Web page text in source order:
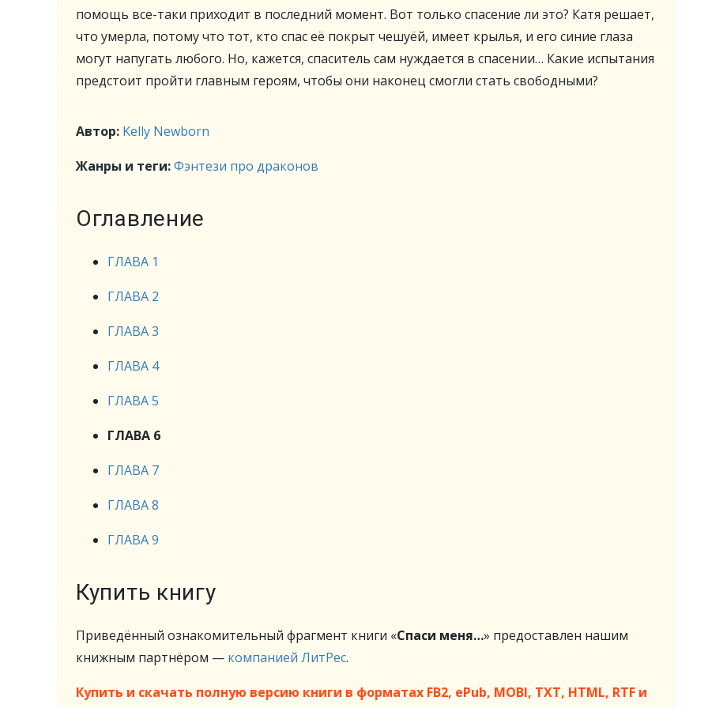
помощь все-таки приходит в последний момент. Вот только спасение ли это? Катя решает,
что умерла, потому что тот, кто спас её покрыт чешуёй, имеет крылья, и его синие глаза
могут напугать любого. Но, кажется, спаситель сам нуждается в спасении… Какие испытания
предстоит пройти главным героям, чтобы они наконец смогли стать свободными?
Автор: Kelly Newborn
Жанры и теги:Фэнтези про драконов
Оглавление
ГЛАВА 1
ГЛАВА 2
ГЛАВА 3
ГЛАВА 4
ГЛАВА 5
ГЛАВА 6
ГЛАВА 7
ГЛАВА 8
ГЛАВА 9
Купить книгу
Приведённый ознакомительный фрагмент книги «Спаси меня…» предоставлен нашим
книжным партнёром — компанией ЛитРес.
Купить и скачать полную версию книги в форматах FB2, ePub, MOBI, TXT, HTML, RTF и